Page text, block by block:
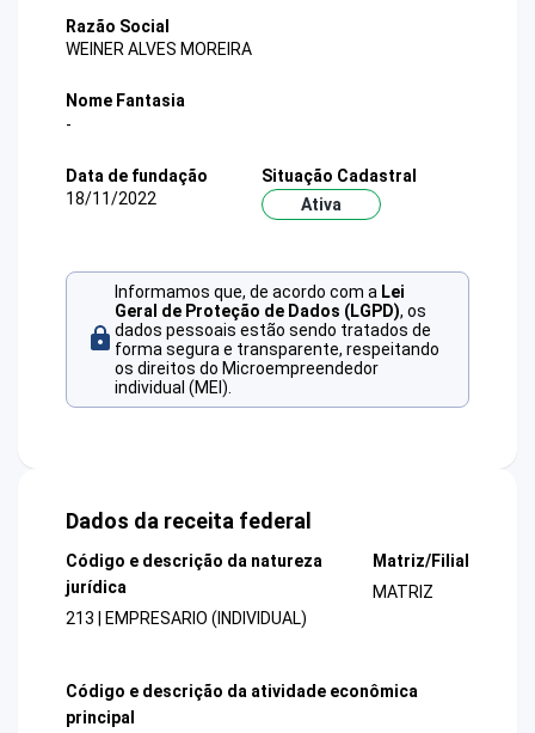
Razão Social
WEINER ALVES MOREIRA
Nome Fantasia
-
Data de fundação
18/11/2022
Situação Cadastral
Ativa
Informamos que, de acordo com a Lei
Geral de Proteção de Dados (LGPD), os
dados pessoais estão sendo tratados de
forma segura e transparente, respeitando
os direitos do Microempreendedor
individual (MEI).
Dados da receita federal
Código e descrição da natureza
jurídica
213 | EMPRESARIO (INDIVIDUAL)
Matriz/Filial
MATRIZ
Código e descrição da atividade econômica
principal